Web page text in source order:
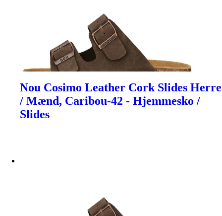
Nou Cosimo Leather Cork Slides Herre
/ Mænd, Caribou-42 - Hjemmesko /
Slides